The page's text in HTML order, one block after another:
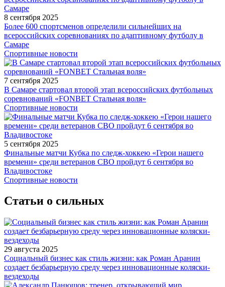
8 сентября 2025
Более 600 спортсменов определили сильнейших на
всероссийских соревнованиях по адаптивному футболу в
Самаре
Спортивные новости
7 сентября 2025
В Самаре стартовал второй этап всероссийских футбольных
соревнований «FONBET Стальная воля»
Спортивные новости
5 сентября 2025
Финальные матчи Кубка по следж-хоккею «Герои нашего
времени» среди ветеранов СВО пройдут 6 сентября во
Владивостоке
Спортивные новости
Статьи о сильных
29 августа 2025
Социальный бизнес как стиль жизни: как Роман Аранин
создает безбарьерную среду через инновационные коляски-
вездеходы